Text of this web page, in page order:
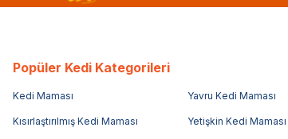
Popüler Kedi Kategorileri
Kedi Maması Yavru Kedi Maması
Kısırlaştırılmış Kedi Maması Yetişkin Kedi Maması